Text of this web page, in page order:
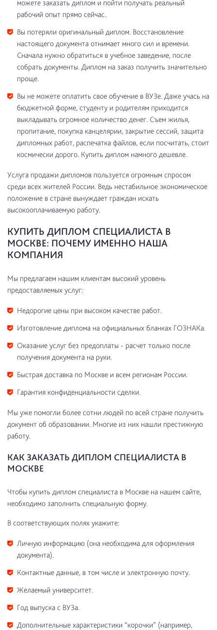
можете заказать диплом и пойти получать реальный
рабочий опыт прямо сейчас.
Вы потеряли оригинальный диплом. Восстановление
настоящего документа отнимает много сил и времени.
Сначала нужно обратиться в учебное заведение, после
собрать документы. Диплом на заказ получить значительно
проще.
Вы не можете оплатить свое обучение в ВУЗе. Даже учась на
бюджетной форме, студенту и родителям приходится
выкладывать огромное количество денег. Съем жилья,
пропитание, покупка канцелярии, закрытие сессий, защита
дипломных работ, распечатка файлов, если посчитать, стоит
космически дорого. Купить диплом намного дешевле.
Услуга продажи дипломов пользуется огромным спросом
среди всех жителей России. Ведь нестабильное экономическое
положение в стране вынуждает граждан искать
высокооплачиваемую работу.
КУПИТЬ ДИПЛОМ СПЕЦИАЛИСТА В
МОСКВЕ: ПОЧЕМУ ИМЕННО НАША
КОМПАНИЯ
Мы предлагаем нашим клиентам высокий уровень
предоставляемых услуг:
Недорогие цены при высоком качестве работ.
Изготовление диплома на официальных бланках ГОЗНАКа.
Оказание услуг без предоплаты - расчет только после
получения документа на руки.
Быстрая доставка по Москве и всем регионам России.
Гарантия конфиденциальности сделки.
Мы уже помогли более сотни людей по всей стране получить
документ об образовании. Многие из них нашли престижную
работу.
КАК ЗАКАЗАТЬ ДИПЛОМ СПЕЦИАЛИСТА В
МОСКВЕ
Чтобы купить диплом специалиста в Москве на нашем сайте,
необходимо заполнить специальную форму.
В соответствующих полях укажите:
Личную информацию (она необходима для оформления
документа).
Контактные данные, в том числе и электронную почту.
Желаемый университет.
Год выпуска с ВУЗа.
Дополнительные характеристики “корочки” (например,